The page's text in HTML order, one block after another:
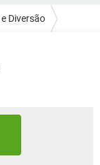
Diversão